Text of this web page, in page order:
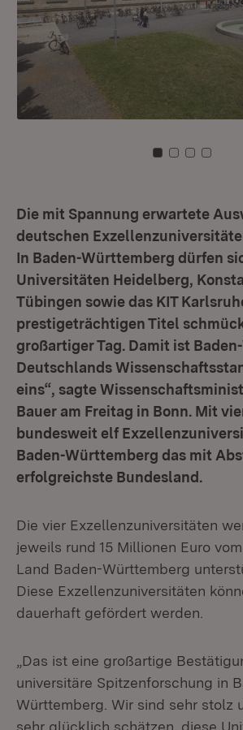
Zu Kachel: 0
Zu Kachel:
ZuZu
Die mit Spannung erwartete
deutschen
In Baden-Württemberg dürfen
Universitäten Heidelberg,
Tübingen sowie das KIT
prestigeträchtigen Titel
großartiger Tag. Damit ist
Deutschlands
eins“, sagte
Bauer am Freitag in Bonn. Mit
bundesweit elf
Baden-Württemberg das mit
erfolgreichste Bundesland.
Die vier Exzellenzuniversitäten
jeweils rund 15 Millionen Euro
Land Baden-Württemberg
Diese Exzellenzuniversitäten
dauerhaft gefördert werden.
„Das ist eine großartige
universitäre Spitzenforschung in
Württemberg. Wir sind sehr stolz
sehr glücklich schätzen, diese